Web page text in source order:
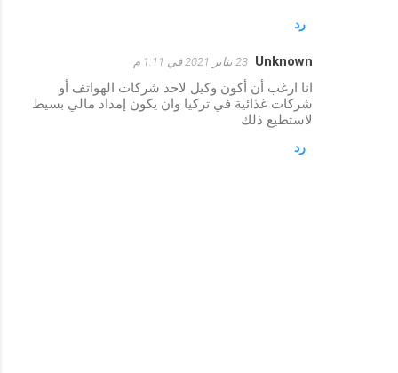
رد
Unknown 23 يناير 2021 في 1:11 م
انا ارغب أن أكون وكيل لاحد شركات الهواتف أو
شركات غذائية في تركيا وان يكون إمداد مالي بسيط
لاستطيع ذلك
رد